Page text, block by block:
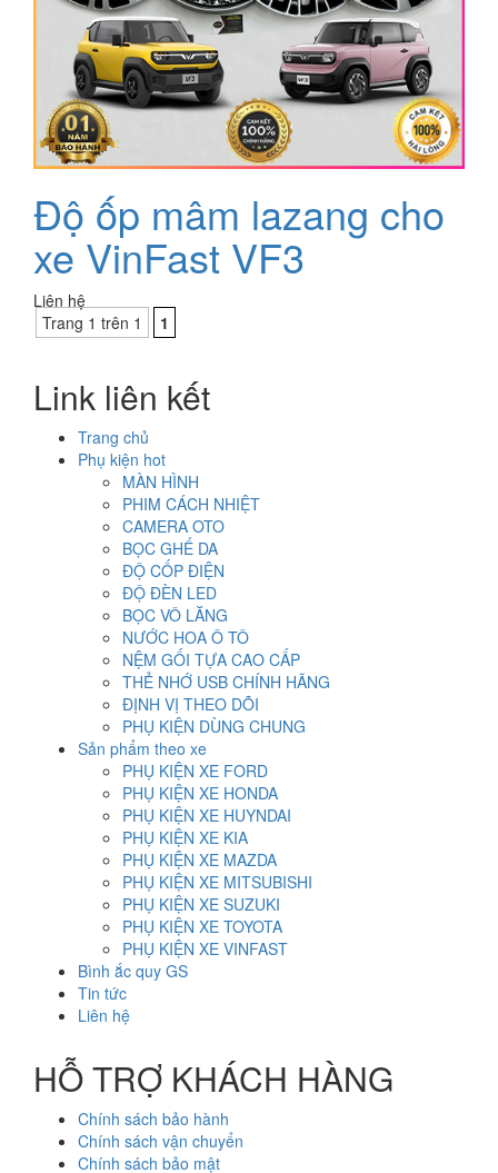
Độ ốp mâm lazang cho
xe VinFast VF3
Liên hệ
Trang 1 trên 1
1
Link liên kết
Trang chủ
Phụ kiện hot
MÀN HÌNH
PHIM CÁCH NHIỆT
CAMERA OTO
BỌC GHẾ DA
ĐỘ CỐP ĐIỆN
ĐỘ ĐÈN LED
BỌC VÔ LĂNG
NƯỚC HOA Ô TÔ
NỆM GỐI TỰA CAO CẤP
THẺ NHỚ USB CHÍNH HÃNG
ĐỊNH VỊ THEO DÕI
PHỤ KIỆN DÙNG CHUNG
Sản phẩm theo xe
PHỤ KIỆN XE FORD
PHỤ KIỆN XE HONDA
PHỤ KIỆN XE HUYNDAI
PHỤ KIỆN XE KIA
PHỤ KIỆN XE MAZDA
PHỤ KIỆN XE MITSUBISHI
PHỤ KIỆN XE SUZUKI
PHỤ KIỆN XE TOYOTA
PHỤ KIỆN XE VINFAST
Bình ắc quy GS
Tin tức
Liên hệ
HỖ TRỢ KHÁCH HÀNG
Chính sách bảo hành
Chính sách vận chuyển
Chính sách bảo mật